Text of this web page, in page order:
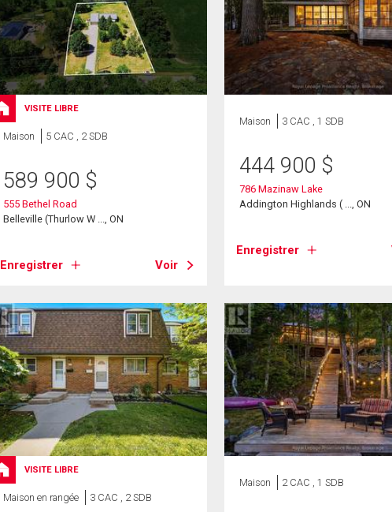
VISITE LIBRE
Maison 5 CAC , 2 SDB
589 900 $
555 Bethel Road
Belleville (Thurlow W ..., ON
Enregistrer Voir
Maison 3 CAC , 1 SDB
444 900 $
786 Mazinaw Lake
Addington Highlands ( ..., ON
Enregistrer
VISITE LIBRE
Maison en rangée 3 CAC , 2 SDB
Maison 2 CAC , 1 SDB